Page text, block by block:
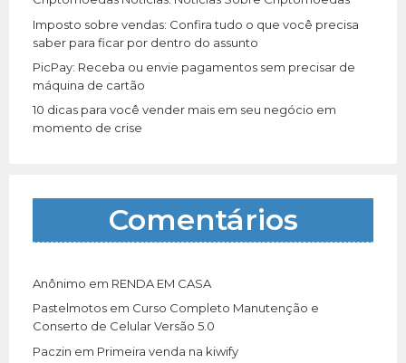
Imposto sobre vendas: Confira tudo o que você precisa
saber para ficar por dentro do assunto
PicPay: Receba ou envie pagamentos sem precisar de
máquina de cartão
10 dicas para você vender mais em seu negócio em
momento de crise
Comentários
Anônimo em RENDA EM CASA
Pastelmotos em Curso Completo Manutenção e
Conserto de Celular Versão 5.0
Paczin em Primeira venda na kiwify